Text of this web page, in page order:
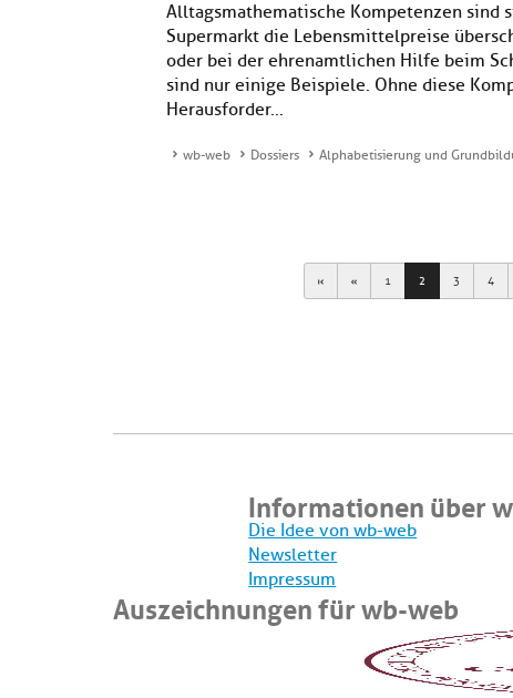
Alltagsmathematische Kompetenzen sind
Supermarkt die Lebensmittelpreise
oder bei der ehrenamtlichen Hilfe beim
sind nur einige Beispiele. Ohne diese
Herausforder...
wb-web Dossiers Alphabetisierung und
First Previous
1 2 3 4
Informationen über
Die Idee von wb-web
Newsletter
Impressum
Auszeichnungen für wb-web